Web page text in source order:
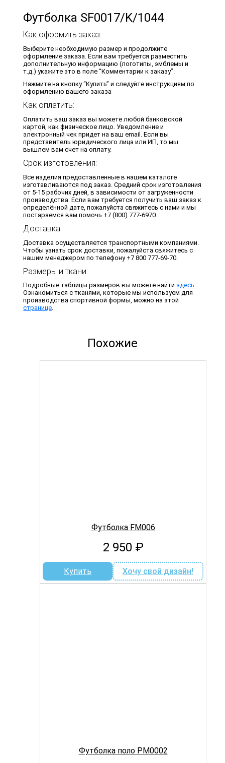
Футболка SF0017/K/1044
Как оформить заказ:
Выберите необходимую размер и продолжите
оформление заказа. Если вам требуется разместить
дополнительную информацию (логотипы, эмблемы и
т.д.) укажите это в поле “Комментарии к заказу”.
Нажмите на кнопку “Купить” и следуйте инструкциям по
оформлению вашего заказа
Как оплатить:
Оплатить ваш заказ вы можете любой банковской
картой, как физическое лицо. Уведомление и
электронный чек придет на ваш email. Если вы
представитель юридического лица или ИП, то мы
вышлем вам счет на оплату.
Срок изготовления:
Все изделия предоставленные в нашем каталоге
изготавливаются под заказ. Средний срок изготовления
от 5-15 рабочих дней, в зависимости от загруженности
производства. Если вам требуется получить ваш заказ к
определённой дате, пожалуйста свяжитесь с нами и мы
постараемся вам помочь +7 (800) 777-6970.
Доставка:
Доставка осуществляется транспортными компаниями.
Чтобы узнать срок доставки, пожалуйста свяжитесь с
нашим менеджером по телефону +7 800 777-69-70.
Размеры и ткани:
Подробные таблицы размеров вы можете найти здесь.
Ознакомиться с тканями, которые мы используем для
производства спортивной формы, можно на этой
странице.
Похожие
Футболка FM006
2 950 ₽
Купить Хочу свой дизайн!
Футболка поло PM0002